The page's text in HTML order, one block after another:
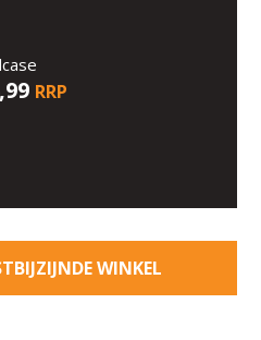
RRP
WINKEL